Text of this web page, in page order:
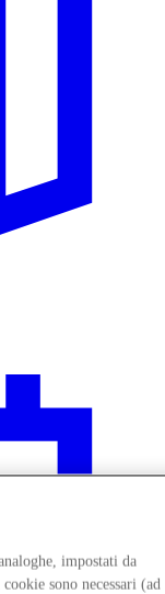
impostati da
sono necessari (ad